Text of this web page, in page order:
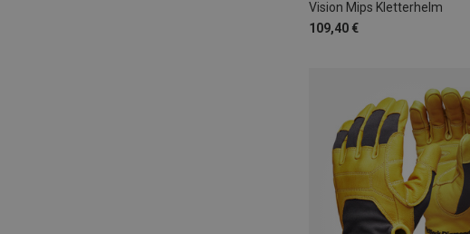
Vision Mips Kletterhelm
109,40 €